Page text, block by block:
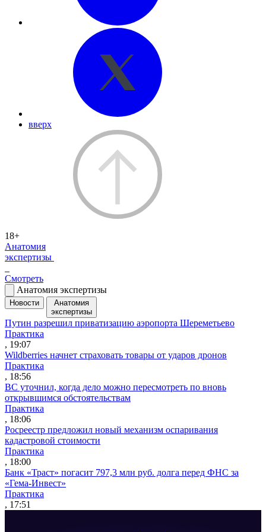
вверх
18+
Анатомия
экспертизы
Смотреть
Анатомия экспертизы
Новости
Анатомия
экспертизы
Путин разрешил приватизацию аэропорта Шереметьево
Практика
, 19:07
Wildberries начнет страховать товары от ударов дронов
Практика
, 18:56
ВС уточнил, когда дело можно пересмотреть по вновь
открывшимся обстоятельствам
Практика
, 18:06
Росреестр предложил новый механизм оспаривания
кадастровой стоимости
Практика
, 18:00
Банк «Траст» погасит 797,3 млн руб. долга перед ФНС за
«Гема-Инвест»
Практика
, 17:51